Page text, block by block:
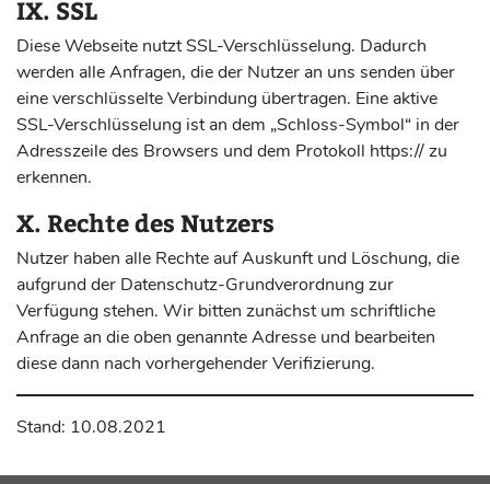
IX. SSL
Diese Webseite nutzt SSL-Verschlüsselung. Dadurch
werden alle Anfragen, die der Nutzer an uns senden über
eine verschlüsselte Verbindung übertragen. Eine aktive
SSL-Verschlüsselung ist an dem „Schloss-Symbol“ in der
Adresszeile des Browsers und dem Protokoll https:// zu
erkennen.
X. Rechte des Nutzers
Nutzer haben alle Rechte auf Auskunft und Löschung, die
aufgrund der Datenschutz-Grundverordnung zur
Verfügung stehen. Wir bitten zunächst um schriftliche
Anfrage an die oben genannte Adresse und bearbeiten
diese dann nach vorhergehender Verifizierung.
Stand: 10.08.2021